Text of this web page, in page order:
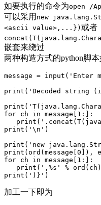
如要执行的命令为open /
可以采用 new
<ascii value>,...}) 或者
嵌套来绕过
两种构造方式的python脚本
message = input('Enter
print('Decoded string
for ch in message[1:]:
print('\n')
print('new
print(ord(message[0]),
for ch in message[1:]:
print(',%s' %
print(')}')
加工一下即为